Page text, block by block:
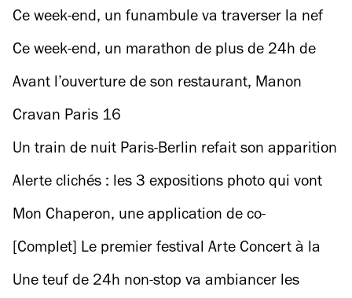
Ce week-end, un funambule va traverser la nef
du musée d’Orsay
Ce week-end, un marathon de plus de 24h de
danse au théâtre de Chaillot
Avant l’ouverture de son restaurant, Manon
Fleury se livre à cuisine ouverte
Cravan Paris 16
Un train de nuit Paris-Berlin refait son apparition
(et on connaît la date de lancement)
Alerte clichés : les 3 expositions photo qui vont
shooter la rentrée à Paris
Mon Chaperon, une application de co-
piétonnage pour ne plus rentrer seul
[Complet] Le premier festival Arte Concert à la
Gaîté Lyrique
Une teuf de 24h non-stop va ambiancer les